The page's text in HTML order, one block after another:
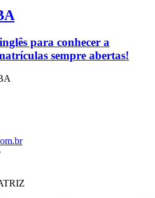
para conhecer a
sempre abertas!